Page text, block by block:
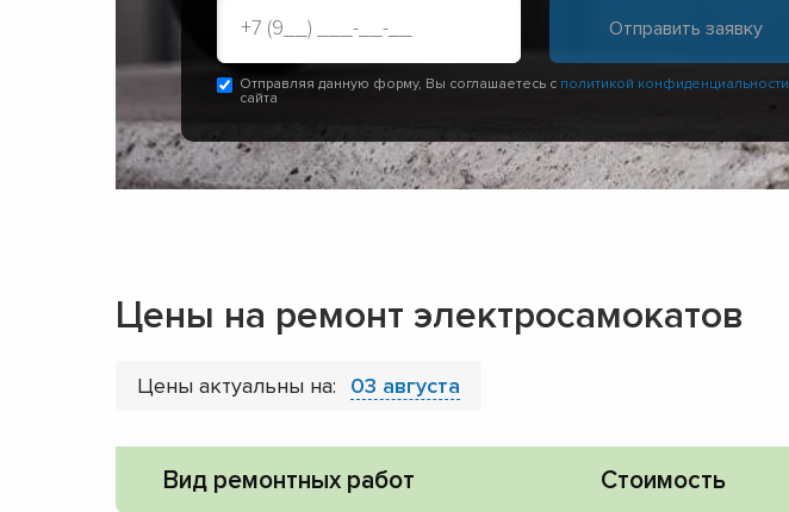
Отправляя данную форму, Вы соглашаетесь с политикой конфиденциальности
сайта
Цены на ремонт электросамокатов
Цены актуальны на: 03 августа
Вид ремонтных работ Стоимость